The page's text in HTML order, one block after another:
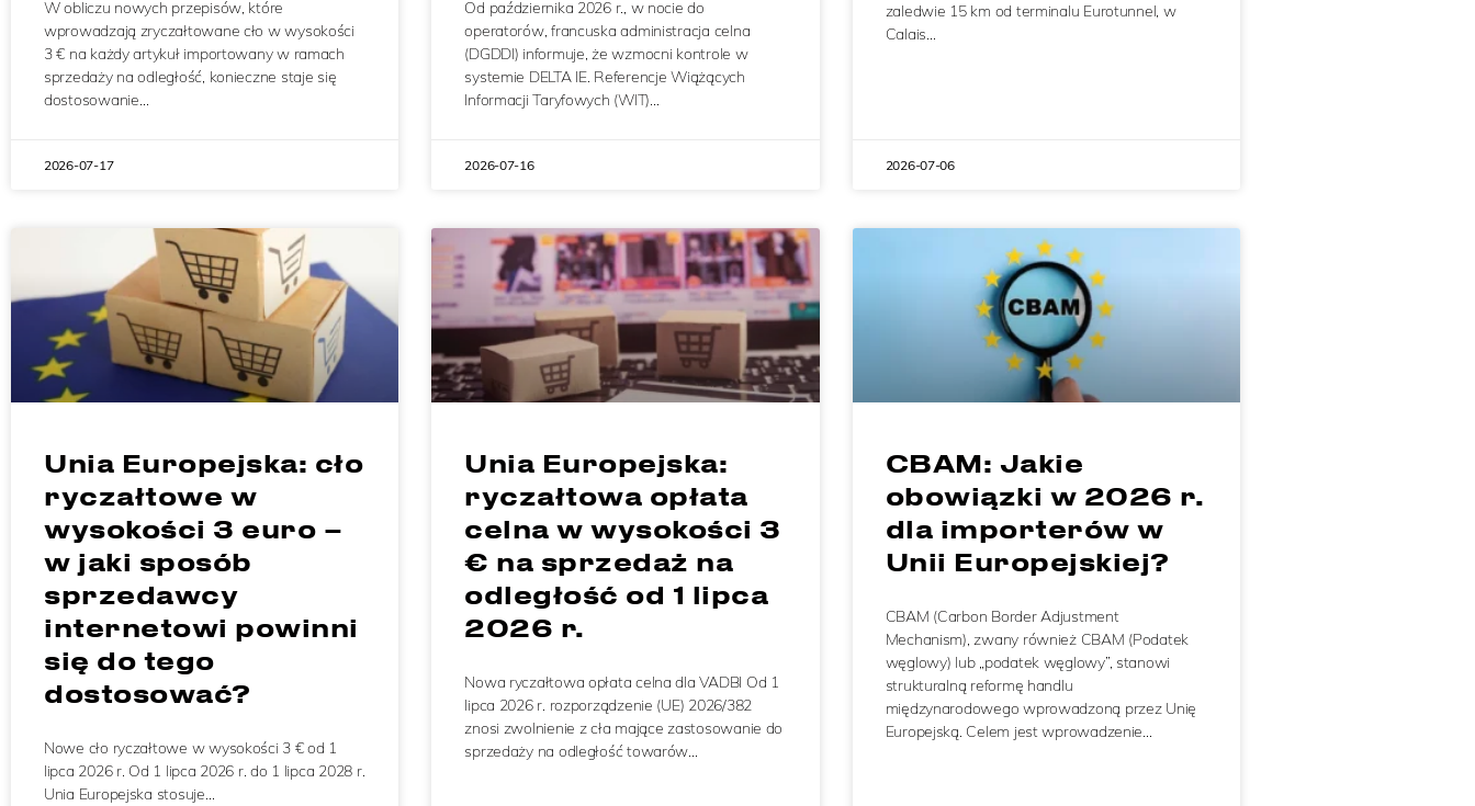
W obliczu nowych przepisów, które
wprowadzają zryczałtowane cło w wysokości
3 € na każdy artykuł importowany w ramach
sprzedaży na odległość, konieczne staje się
dostosowanie…
2026-07-17
Od października 2026 r., w nocie do
operatorów, francuska administracja celna
(DGDDI) informuje, że wzmocni kontrole w
systemie DELTA IE. Referencje Wiążących
Informacji Taryfowych (WIT)…
2026-07-16
zaledwie 15 km od terminalu Eurotunnel, w
Calais…
2026-07-06
Unia Europejska: cło
ryczałtowe w
wysokości 3 euro –
w jaki sposób
sprzedawcy
internetowi powinni
się do tego
dostosować?
Nowe cło ryczałtowe w wysokości 3 € od 1
lipca 2026 r. Od 1 lipca 2026 r. do 1 lipca 2028 r.
Unia Europejska stosuje…
Unia Europejska:
ryczałtowa opłata
celna w wysokości 3
€ na sprzedaż na
odległość od 1 lipca
2026 r.
Nowa ryczałtowa opłata celna dla VADBI Od 1
lipca 2026 r. rozporządzenie (UE) 2026/382
znosi zwolnienie z cła mające zastosowanie do
sprzedaży na odległość towarów…
CBAM: Jakie
obowiązki w 2026 r.
dla importerów w
Unii Europejskiej?
CBAM (Carbon Border Adjustment
Mechanism), zwany również CBAM (Podatek
węglowy) lub „podatek węglowy”, stanowi
strukturalną reformę handlu
międzynarodowego wprowadzoną przez Unię
Europejską. Celem jest wprowadzenie…